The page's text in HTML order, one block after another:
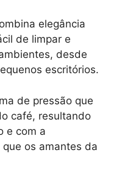
elegância
de limpar e
desde
escritórios.
de pressão que
café, resultando
e com a
os amantes da